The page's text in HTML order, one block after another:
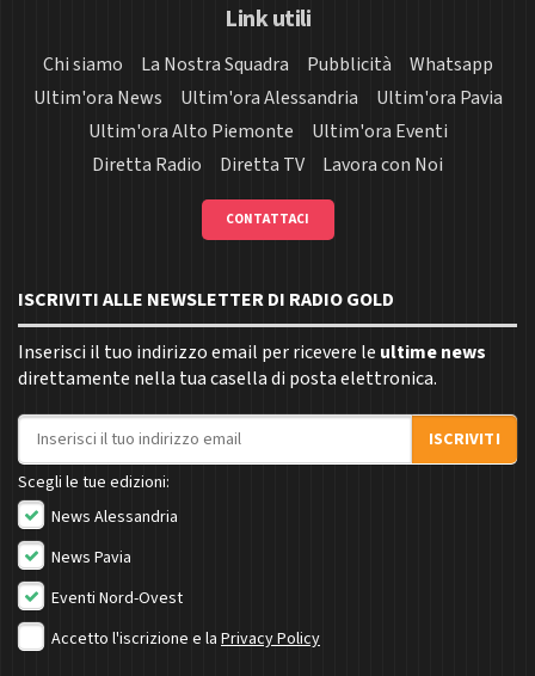
Link utili
Chi siamo La Nostra Squadra Pubblicità
Whatsapp
Ultim'ora News
Ultim'ora Alessandria
Ultim'ora Pavia
Ultim'ora Alto Piemonte
Ultim'ora Eventi
Diretta Radio
Diretta TV Lavora con Noi
CONTATTACI
ISCRIVITI ALLE NEWSLETTER DI RADIO GOLD
Inserisci il tuo indirizzo email per ricevere le ultime news
direttamente nella tua casella di posta elettronica.
Indirizzo email
ISCRIVITI
Scegli le tue edizioni:
News Alessandria
News Pavia
Eventi Nord-Ovest
Accetto l'iscrizione e la Privacy Policy